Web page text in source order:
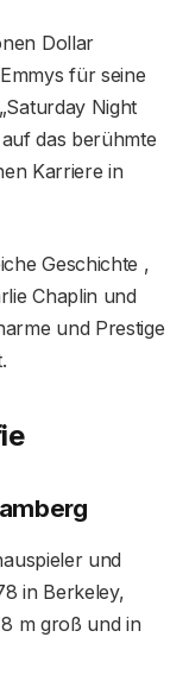
Dollar
für seine
Night
das berühmte
Karriere in
Geschichte ,
Chaplin und
und Prestige
und
in Berkeley,
m groß und in